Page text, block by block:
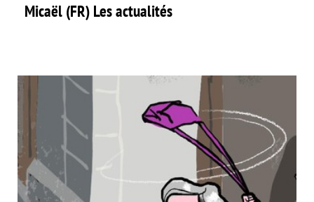
Micaël (FR) Les actualités